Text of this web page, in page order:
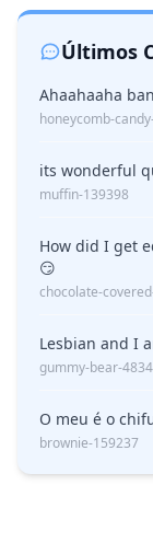
Últimos
Ahaahaaha
honeycomb-
its wonderful
muffin-139398
How did I get
😏
chocolate-
Lesbian
gummy-bear-
O meu é o
brownie-159237